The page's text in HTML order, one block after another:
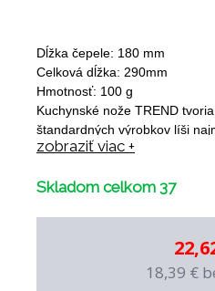
Dĺžka čepele: 180 mm
Celková dĺžka: 290mm
Hmotnosť: 100 g
Kuchynské nože TREND
štandardných výrobkov líši
kvalitnej ocele s prísadou
(52 - 54 HRc). Upevnenie
zákazníkov preferujúcich
Nože rady TREND boli
zobraziť viac +
Skladom celkom 37
18,39 €